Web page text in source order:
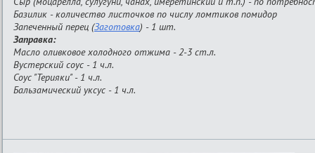
Базилик - количество листочков по числу ломтиков помидор
Запеченный перец (Заготовка) - 1 шт.
Заправка:
Масло оливковое холодного отжима - 2-3 ст.л.
Вустерский соус - 1 ч.л.
Соус "Терияки" - 1 ч.л.
Бальзамический уксус - 1 ч.л.